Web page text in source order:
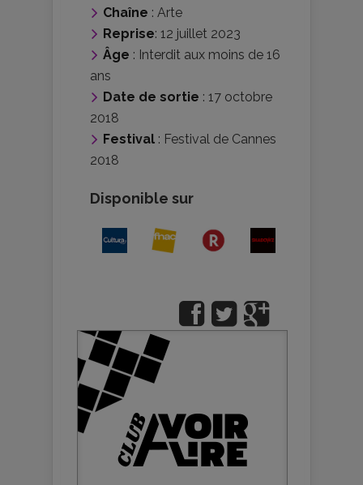
Chaîne : Arte
Reprise: 12 juillet 2023
Âge : Interdit aux moins de 16
ans
Date de sortie : 17 octobre
2018
Festival : Festival de Cannes
2018
Disponible sur